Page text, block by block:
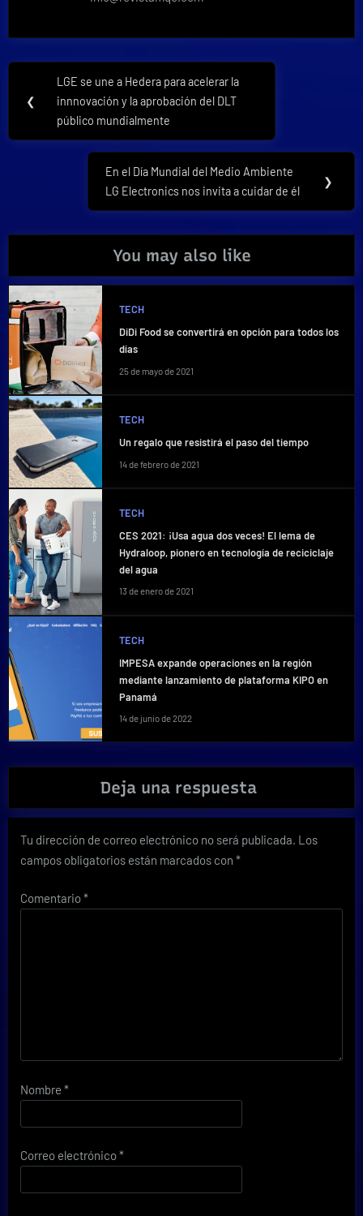
Navegación
de
entradas
❮
Previous
Post:
LGE se une a Hedera para acelerar la
innnovación y la aprobación del DLT
público mundialmente
Next
Post:
En el Día Mundial del Medio Ambiente
LG Electronics nos invita a cuidar de él
❯
You may also like
TECH
DiDi Food se convertirá en opción para todos los
días
25 de mayo de 2021
TECH
Un regalo que resistirá el paso del tiempo
14 de febrero de 2021
TECH
CES 2021: ¡Usa agua dos veces! El lema de
Hydraloop, pionero en tecnología de reciciclaje
del agua
13 de enero de 2021
TECH
IMPESA expande operaciones en la región
mediante lanzamiento de plataforma KIPO en
Panamá
14 de junio de 2022
Deja una respuesta
Tu dirección de correo electrónico no será publicada. Los
campos obligatorios están marcados con *
Comentario*
Nombre *
Correo electrónico*